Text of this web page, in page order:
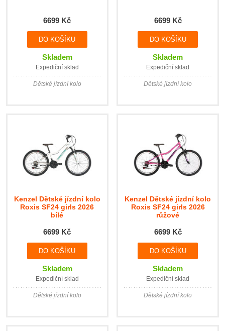
6699 Kč
Skladem
Expediční sklad
Dětské jízdní kolo
6699 Kč
Skladem
Expediční sklad
Dětské jízdní kolo
Kenzel Dětské jízdní kolo
Roxis SF24 girls 2026
bílé
6699 Kč
Skladem
Expediční sklad
Dětské jízdní kolo
Kenzel Dětské jízdní kolo
Roxis SF24 girls 2026
růžové
6699 Kč
Skladem
Expediční sklad
Dětské jízdní kolo